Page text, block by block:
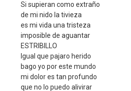
Si supieran como extraño
de mi nido la tivieza
es mi vida una tristeza
imposible de aguantar
ESTRIBILLO
Igual que pajaro herido
bago yo por este mundo
mi dolor es tan profundo
que no lo puedo alivirar